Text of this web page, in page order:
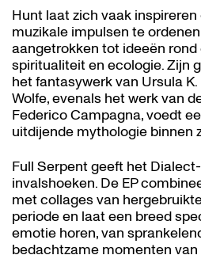
Hunt laat zich vaak
muzikale impulsen te
aangetrokken tot ideeën
spiritualiteit en ecologie. Zijn
het fantasywerk van Ursula
Wolfe, evenals het werk van
Federico Campagna, voedt
uitdijende mythologie binnen
Full Serpent geeft het
invalshoeken. De EP
met collages van
periode en laat een breed
emotie horen, van
bedachtzame momenten van